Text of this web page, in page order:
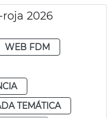
2026
WEB FDM
TEMÁTICA